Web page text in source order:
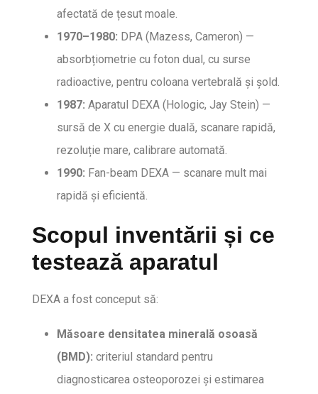
afectată de țesut moale.
1970–1980: DPA (Mazess, Cameron) —
absorbțiometrie cu foton dual, cu surse
radioactive, pentru coloana vertebrală și șold.
1987: Aparatul DEXA (Hologic, Jay Stein) —
sursă de X cu energie duală, scanare rapidă,
rezoluție mare, calibrare automată.
1990: Fan-beam DEXA — scanare mult mai
rapidă şi eficientă.
Scopul inventării și ce
testează aparatul
DEXA a fost conceput să:
Măsoare densitatea minerală osoasă
(BMD): criteriul standard pentru
diagnosticarea osteoporozei și estimarea